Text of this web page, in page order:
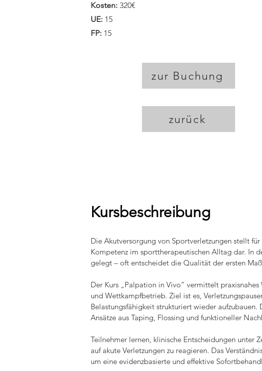
Kosten: 320€
UE: 15
FP: 15
zur Buchung
zurück
Kursbeschreibung
Die Akutversorgung von Sportverletzungen stellt
Kompetenz im sporttherapeutischen Alltag dar. In
gelegt – oft entscheidet die Qualität der ersten
Der Kurs „Palpation in Vivo“ vermittelt
und Wettkampfbetrieb. Ziel ist es,
Belastungsfähigkeit strukturiert wieder
Ansätze aus Taping, Flossing und funktioneller
Teilnehmer lernen, klinische Entscheidungen unter
auf akute Verletzungen zu reagieren. Das
um eine evidenzbasierte und effektive